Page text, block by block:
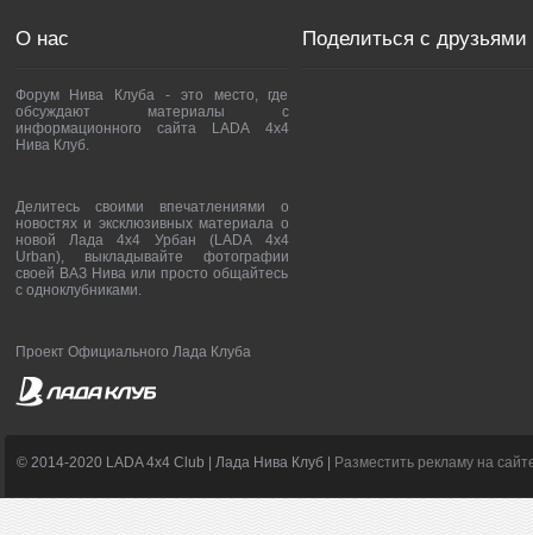
О нас
Форум Нива Клуба - это место, где
обсуждают материалы с
информационного сайта LADA 4x4
Нива Клуб.
Делитесь своими впечатлениями о
новостях и эксклюзивных материала о
новой Лада 4х4 Урбан (LADA 4x4
Urban), выкладывайте фотографии
своей ВАЗ Нива или просто общайтесь
с одноклубниками.
Проект Официального Лада Клуба
Поделиться с друзьями
© 2014-2020 LADA 4x4 Club | Лада Нива Клуб | Разместить рекламу на